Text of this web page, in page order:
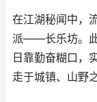
在江湖秘闻中，
派——长乐坊。此
日靠勤奋糊口，
走于城镇、山野